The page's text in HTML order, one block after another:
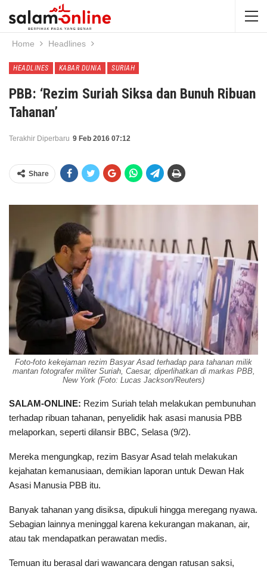
Home Headlines
HEADLINES KABAR DUNIA SURIAH
PBB: ‘Rezim Suriah Siksa dan Bunuh Ribuan
Tahanan’
Terakhir Diperbaru 9 Feb 2016 07:12
Share
Foto-foto kekejaman rezim Basyar Asad terhadap para tahanan milik
mantan fotografer militer Suriah, Caesar, diperlihatkan di markas PBB,
New York (Foto: Lucas Jackson/Reuters)
SALAM-ONLINE: Rezim Suriah telah melakukan pembunuhan
terhadap ribuan tahanan, penyelidik hak asasi manusia PBB
melaporkan, seperti dilansir BBC, Selasa (9/2).
Mereka mengungkap, rezim Basyar Asad telah melakukan
kejahatan kemanusiaan, demikian laporan untuk Dewan Hak
Asasi Manusia PBB itu.
Banyak tahanan yang disiksa, dipukuli hingga meregang nyawa.
Sebagian lainnya meninggal karena kekurangan makanan, air,
atau tak mendapatkan perawatan medis.
Temuan itu berasal dari wawancara dengan ratusan saksi,